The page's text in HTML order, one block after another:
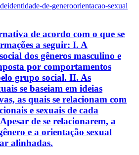
identidade-de-generoorientacao-sexual
de acordo com o que se
a seguir: I. A
dos gêneros masculino e
por comportamentos
grupo social. II. As
se baseiam em ideias
as quais se relacionam com
e sexuais de cada
de se relacionarem, a
e a orientação sexual
alinhadas.